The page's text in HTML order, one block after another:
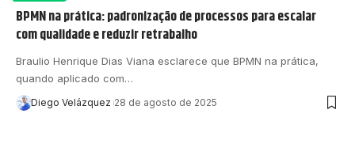
BPMN na prática: padronização de processos para escalar
com qualidade e reduzir retrabalho
Braulio Henrique Dias Viana esclarece que BPMN na prática,
quando aplicado com…
Diego Velázquez 28 de agosto de 2025